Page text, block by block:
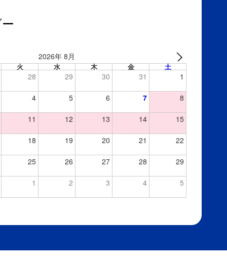
2026年 8月
火 水 木 金 土
28 29 30 31 1
4 5 6 7 8
11 12 13 14 15
18 19 20 21 22
25 26 27 28 29
1 2 3 4 5